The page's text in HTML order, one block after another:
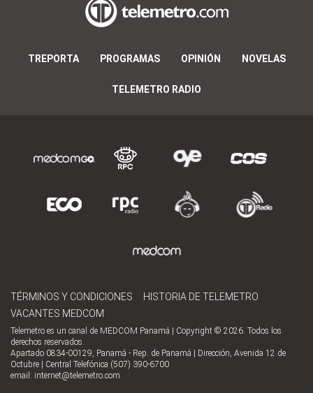
TREPORTA PROGRAMAS OPINIÓN NOVELAS
TELEMETRO RADIO
TÉRMINOS Y CONDICIONES
HISTORIA DE TELEMETRO
VACANTES MEDCOM
Telemetro es un canal de MEDCOM Panamá | Copyright © 2026. Todos los
derechos reservados.
Apartado 0834-00129, Panamá - Rep. de Panamá | Dirección, Avenida 12 de
Octubre | Central Telefónica (507) 390-6700
email: internet@telemetro.com